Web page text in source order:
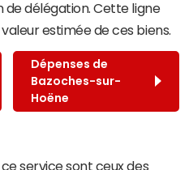
de délégation. Cette ligne
estimée de ces biens.
Dépenses de
Bazoches-sur-
Hoëne
service sont ceux des